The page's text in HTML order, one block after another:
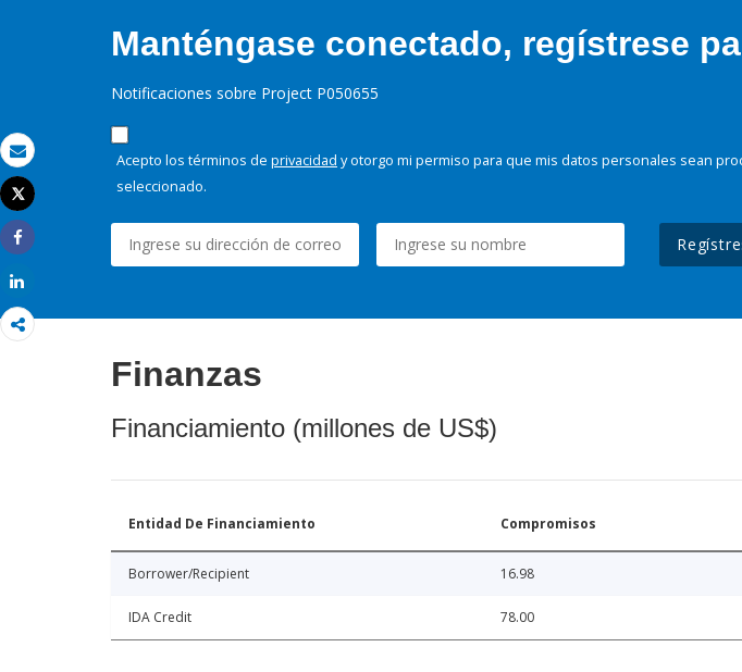
Correo electrónico
Imprimir
Tweet
Share
Manténgase conectado, regístrese
Notificaciones sobre Project P050655
Acepto los términos de privacidad y otorgo mi permiso para que mis datos personales sean
seleccionado.
Finanzas
Financiamiento (millones de US$)
Entidad De Financiamiento Compromisos
Borrower/Recipient 16.98
IDA Credit 78.00